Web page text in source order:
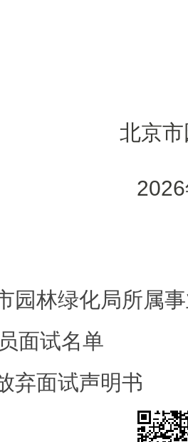
北
园林绿化局所属
面试名单
弃面试声明书